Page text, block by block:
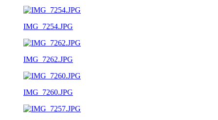
IMG_7254.JPG
IMG_7262.JPG
IMG_7260.JPG